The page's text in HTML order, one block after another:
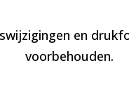
en
voorbehouden.